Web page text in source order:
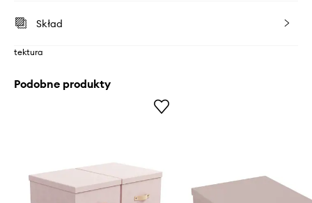
Skład
tektura
Podobne produkty